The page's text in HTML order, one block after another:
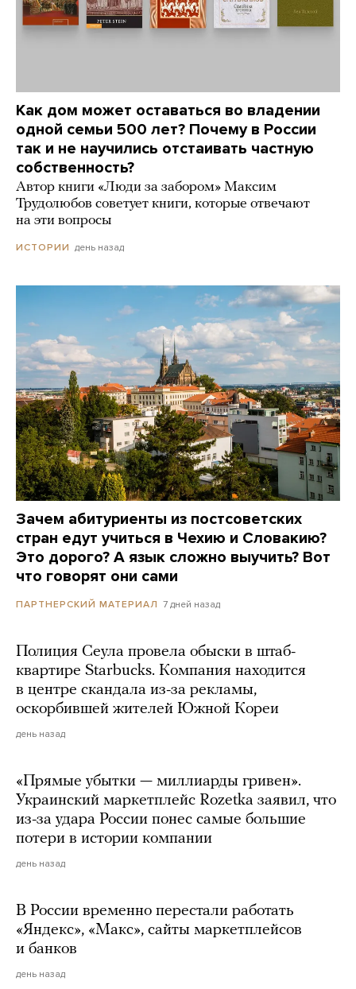
Как дом может оставаться во владении
одной семьи 500 лет? Почему в России
так и не научились отстаивать частную
собственность?
Автор книги «Люди за забором» Максим
Трудолюбов советует книги, которые отвечают
на эти вопросы
ИСТОРИИ день назад
Зачем абитуриенты из постсоветских
стран едут учиться в Чехию и Словакию?
Это дорого? А язык сложно выучить? Вот
что говорят они сами
ПАРТНЕРСКИЙ МАТЕРИАЛ 7 дней назад
Полиция Сеула провела обыски в штаб-
квартире Starbucks. Компания находится
в центре скандала из-за рекламы,
оскорбившей жителей Южной Кореи
день назад
«Прямые убытки — миллиарды гривен».
Украинский маркетплейс Rozetka заявил, что
из-за удара России понес самые большие
потери в истории компании
день назад
В России временно перестали работать
«Яндекс», «Макс», сайты маркетплейсов
и банков
день назад